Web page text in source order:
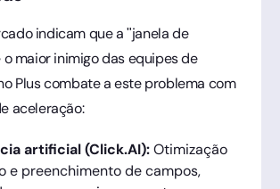
indicam que a "janela de
maior inimigo das equipes de
Plus combate a este problema com
aceleração:
artificial (Click.AI):Otimização
e preenchimento de campos,